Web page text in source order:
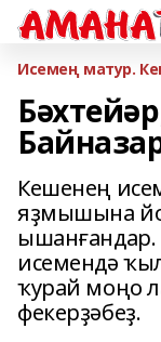
Исемең матур.
Кешенең
яҙмышына
ышанғандар.
исемендә
ҡурай моңо
фекерҙәбеҙ.